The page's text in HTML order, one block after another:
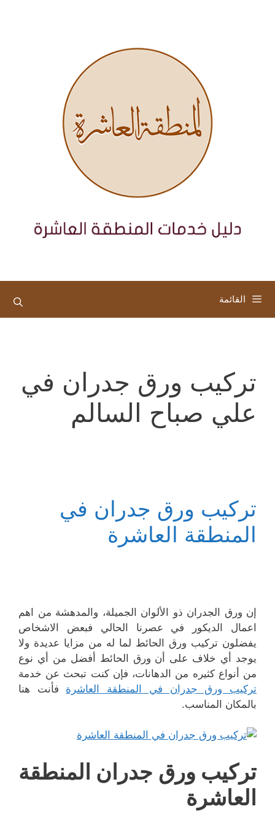
القائمة
تركيب ورق جدران في
علي صباح السالم
تركيب ورق جدران في
المنطقة العاشرة
إن ورق الجدران ذو الألوان الجميلة، والمدهشة من اهم
اعمال الديكور في عصرنا الحالي فبعض الاشخاص
يفضلون تركيب ورق الحائط لما له من مزايا عديدة ولا
يوجد أي خلاف على أن ورق الحائط أفضل من أي نوع
من أنواع كثيره من الدهانات، فإن كنت تبحث عن خدمة
تركيب ورق جدران في المنطقة العاشرة فأنت هنا
بالمكان المناسب.
تركيب ورق جدران المنطقة
العاشرة